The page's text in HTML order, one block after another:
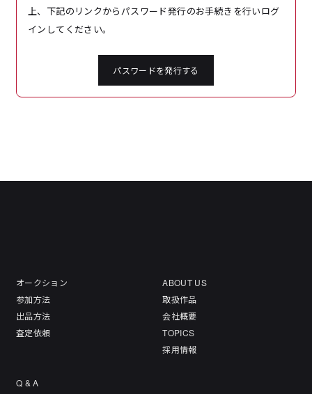
上、下記のリンクからパスワード発行のお手続きを行いログ
インしてください。
パスワードを発行する
オークション
参加方法
出品方法
査定依頼
ABOUT US
取扱作品
会社概要
TOPICS
採用情報
Q & A